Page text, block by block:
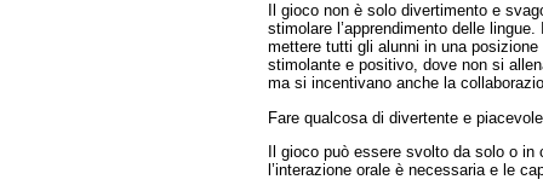
Il gioco non è solo divertimento e
stimolare l’apprendimento delle
mettere tutti gli alunni in una
stimolante e positivo, dove non si
ma si incentivano anche la
Fare qualcosa di divertente e
Il gioco può essere svolto da solo o
l’interazione orale è necessaria e le